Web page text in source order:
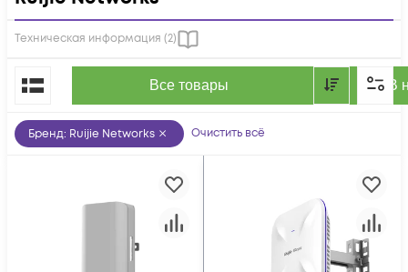
Техническая информация (2)
Все товары В
По популярности
Бренд: Ruijie Networks Очистить всё